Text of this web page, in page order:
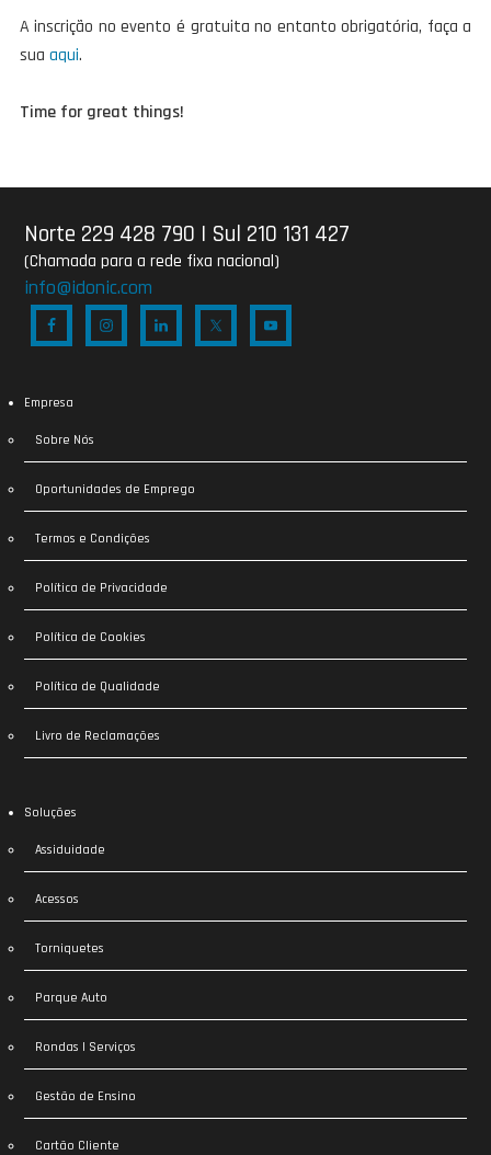
A inscrição no evento é gratuita no entanto obrigatória, faça a
sua aqui.
Time for great things!
Norte 229 428 790 | Sul 210 131 427
(Chamada para a rede fixa nacional)
info@idonic.com
Empresa
Sobre Nós
Oportunidades de Emprego
Termos e Condições
Política de Privacidade
Política de Cookies
Política de Qualidade
Livro de Reclamações
Soluções
Assiduidade
Acessos
Torniquetes
Parque Auto
Rondas | Serviços
Gestão de Ensino
Cartão Cliente